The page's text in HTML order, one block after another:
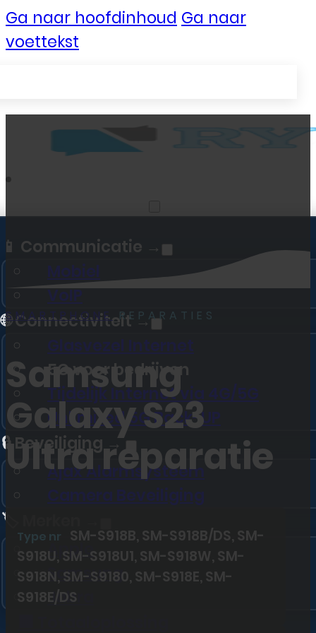
Ga naar hoofdinhoud Ga naar
voettekst
📱 Communicatie →
Mobiel
VoIP
🌐 Connectiviteit →
Glasvezel Internet
5G voor bedrijven
Tijdelijk Internet via 4G/5G
Unlimited 5G Back-UP
🔒 Beveiliging →
Ajax Alarmsysteem
Camera Beveiliging
🏷️ Merken →
Apple
Samsung
Jabra
SMARTPHONEREPARATIES
Samsung
Galaxy S23
Ultra reparatie
Type nr
SM-S918B, SM-S918B/DS, SM-
S918U, SM-S918U1, SM-S918W, SM-
S918N, SM-S9180, SM-S918E, SM-
S918E/DS